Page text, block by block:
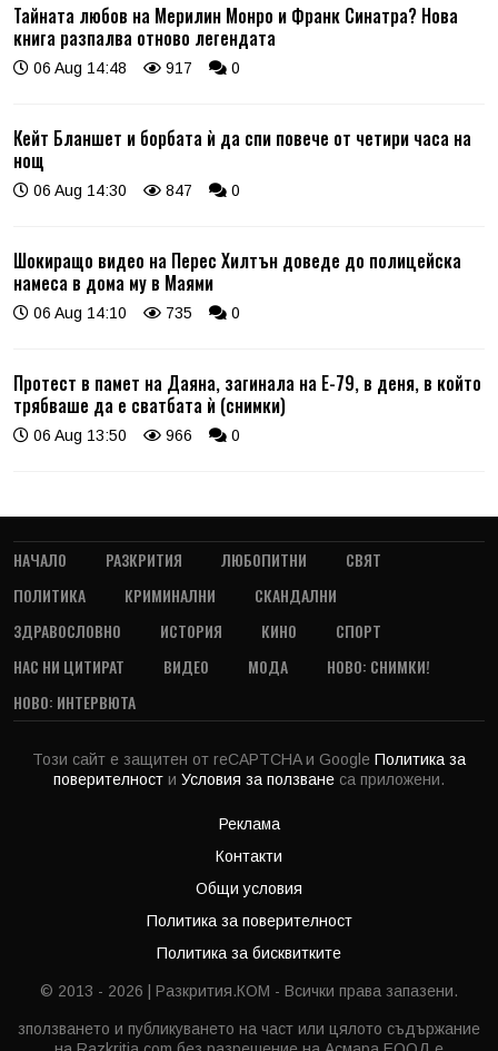
Тайната любов на Мерилин Монро и Франк Синатра? Нова
книга разпалва отново легендата
06 Aug 14:48 917 0
Кейт Бланшет и борбата ѝ да спи повече от четири часа на
нощ
06 Aug 14:30 847 0
Шокиращо видео на Перес Хилтън доведе до полицейска
намеса в дома му в Маями
06 Aug 14:10 735 0
Протест в памет на Даяна, загинала на Е-79, в деня, в който
трябваше да е сватбата ѝ (снимки)
06 Aug 13:50 966 0
НАЧАЛО РАЗКРИТИЯ ЛЮБОПИТНИ
СВЯТ
ПОЛИТИКА
КРИМИНАЛНИ
СКАНДАЛНИ
ЗДРАВОСЛОВНО
ИСТОРИЯ КИНО
СПОРТ
НАС НИ ЦИТИРАТ
ВИДЕО МОДА
НОВО: СНИМКИ!
НОВО: ИНТЕРВЮТА
Този сайт е защитен от reCAPTCHA и Google Политика за
поверителност и Условия за ползване са приложени.
Реклама
Контакти
Общи условия
Политика за поверителност
Политика за бисквитките
© 2013 - 2026 | Разкрития.КОМ - Всички права запазени.
зползването и публикуването на част или цялото съдържание